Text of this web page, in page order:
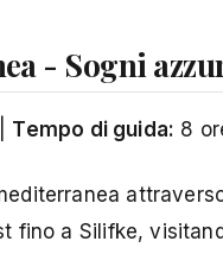
- Sogni
Tempo di guida: 8
fino a Silifke,